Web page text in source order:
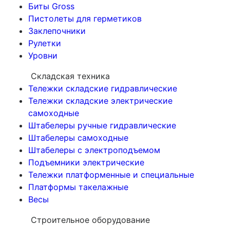
Биты Gross
Пистолеты для герметиков
Заклепочники
Рулетки
Уровни
Складская техника
Тележки складские гидравлические
Тележки складские электрические
самоходные
Штабелеры ручные гидравлические
Штабелеры самоходные
Штабелеры с электроподъемом
Подъемники электрические
Тележки платформенные и специальные
Платформы такелажные
Весы
Строительное оборудование